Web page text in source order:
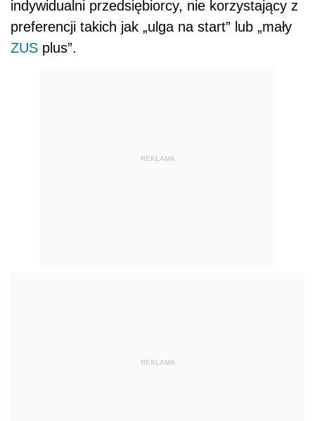
indywidualni przedsiębiorcy, nie korzystający z
preferencji takich jak „ulga na start” lub „mały
ZUS plus”.
REKLAMA
REKLAMA